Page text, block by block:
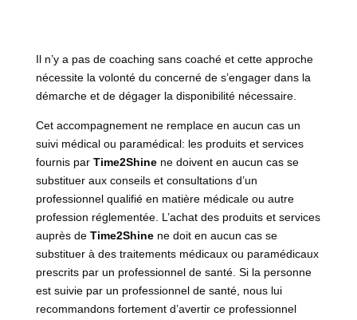
Il n’y a pas de coaching sans coaché et cette approche
nécessite la volonté du concerné de s’engager dans la
démarche et de dégager la disponibilité nécessaire.
Cet accompagnement ne remplace en aucun cas un
suivi médical ou paramédical: les produits et services
fournis par Time2Shinene doivent en aucun cas se
substituer aux conseils et consultations d’un
professionnel qualifié en matière médicale ou autre
profession réglementée. L’achat des produits et services
auprès de Time2Shinene doit en aucun cas se
substituer à des traitements médicaux ou paramédicaux
prescrits par un professionnel de santé. Si la personne
est suivie par un professionnel de santé, nous lui
recommandons fortement d’avertir ce professionnel